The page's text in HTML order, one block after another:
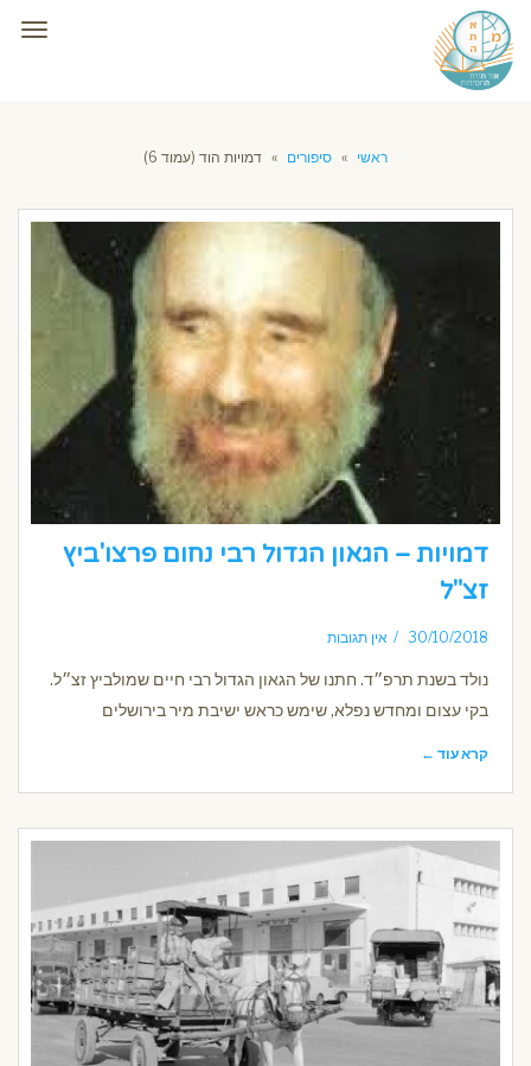
ראשי » סיפורים » דמויות הוד (עמוד 6)
דמויות – הגאון הגדול רבי נחום פרצו'ביץ
זצ"ל
30/10/2018 אין תגובות
נולד בשנת תרפ״ד. חתנו של הגאון הגדול רבי חיים שמולביץ זצ״ל.
בקי עצום ומחדש נפלא, שימש כראש ישיבת מיר בירושלים
קרא עוד ←